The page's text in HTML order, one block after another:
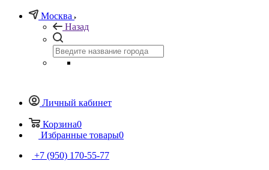
Москва
Назад
Личный кабинет
Корзина0
Избранные товары0
+7 (950) 170-55-77